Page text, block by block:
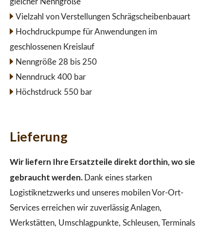
gleicher Nenngröße
Vielzahl von Verstellungen Schrägscheibenbauart
Hochdruckpumpe für Anwendungen im
geschlossenen Kreislauf
Nenngröße 28 bis 250
Nenndruck 400 bar
Höchstdruck 550 bar
Lieferung
Wir liefern Ihre Ersatzteile direkt dorthin, wo sie
gebraucht werden. Dank eines starken
Logistiknetzwerks und unseres mobilen Vor-Ort-
Services erreichen wir zuverlässig Anlagen,
Werkstätten, Umschlagpunkte, Schleusen, Terminals